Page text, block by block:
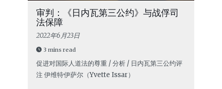
审判：《日内瓦第三公约》与战俘司
法保障
2022年6月23日
3 mins read
促进对国际人道法的尊重 / 分析 / 日内瓦第三公约评
注 伊维特·伊萨尔（Yvette Issar）